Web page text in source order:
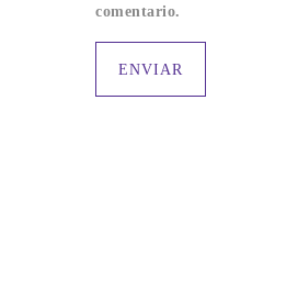
comentario.